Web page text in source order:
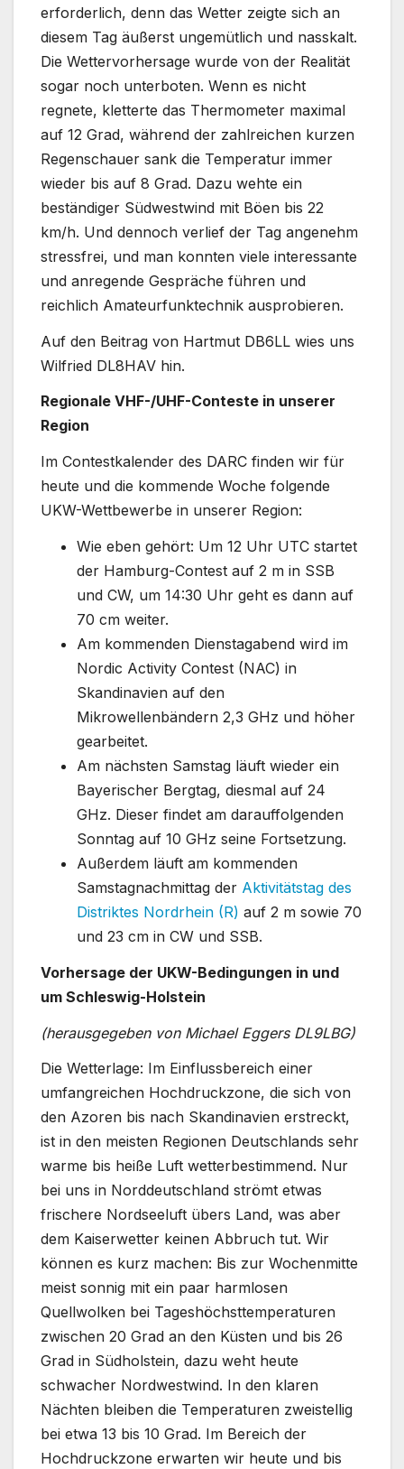
erforderlich, denn das Wetter zeigte sich an
diesem Tag äußerst ungemütlich und nasskalt.
Die Wettervorhersage wurde von der Realität
sogar noch unterboten. Wenn es nicht
regnete, kletterte das Thermometer maximal
auf 12 Grad, während der zahlreichen kurzen
Regenschauer sank die Temperatur immer
wieder bis auf 8 Grad. Dazu wehte ein
beständiger Südwestwind mit Böen bis 22
km/h. Und dennoch verlief der Tag angenehm
stressfrei, und man konnten viele interessante
und anregende Gespräche führen und
reichlich Amateurfunktechnik ausprobieren.
Auf den Beitrag von Hartmut DB6LL wies uns
Wilfried DL8HAV hin.
Regionale VHF-/UHF-Conteste in unserer
Region
Im Contestkalender des DARC finden wir für
heute und die kommende Woche folgende
UKW-Wettbewerbe in unserer Region:
Wie eben gehört: Um 12 Uhr UTC startet
der Hamburg-Contest auf 2 m in SSB
und CW, um 14:30 Uhr geht es dann auf
70 cm weiter.
Am kommenden Dienstagabend wird im
Nordic Activity Contest (NAC) in
Skandinavien auf den
Mikrowellenbändern 2,3 GHz und höher
gearbeitet.
Am nächsten Samstag läuft wieder ein
Bayerischer Bergtag, diesmal auf 24
GHz. Dieser findet am darauffolgenden
Sonntag auf 10 GHz seine Fortsetzung.
Außerdem läuft am kommenden
Samstagnachmittag der Aktivitätstag des
Distriktes Nordrhein (R) auf 2 m sowie 70
und 23 cm in CW und SSB.
Vorhersage der UKW-Bedingungen in und
um Schleswig-Holstein
(herausgegeben von Michael Eggers DL9LBG)
Die Wetterlage: Im Einflussbereich einer
umfangreichen Hochdruckzone, die sich von
den Azoren bis nach Skandinavien erstreckt,
ist in den meisten Regionen Deutschlands sehr
warme bis heiße Luft wetterbestimmend. Nur
bei uns in Norddeutschland strömt etwas
frischere Nordseeluft übers Land, was aber
dem Kaiserwetter keinen Abbruch tut. Wir
können es kurz machen: Bis zur Wochenmitte
meist sonnig mit ein paar harmlosen
Quellwolken bei Tageshöchsttemperaturen
zwischen 20 Grad an den Küsten und bis 26
Grad in Südholstein, dazu weht heute
schwacher Nordwestwind. In den klaren
Nächten bleiben die Temperaturen zweistellig
bei etwa 13 bis 10 Grad. Im Bereich der
Hochdruckzone erwarten wir heute und bis